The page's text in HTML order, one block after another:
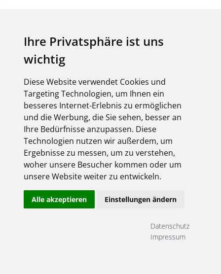
Ihre Privatsphäre ist uns
wichtig
Diese Website verwendet Cookies und
Targeting Technologien, um Ihnen ein
besseres Internet-Erlebnis zu ermöglichen
und die Werbung, die Sie sehen, besser an
Ihre Bedürfnisse anzupassen. Diese
Technologien nutzen wir außerdem, um
Ergebnisse zu messen, um zu verstehen,
woher unsere Besucher kommen oder um
unsere Website weiter zu entwickeln.
Alle akzeptieren Einstellungen ändern
Datenschutz
Impressum